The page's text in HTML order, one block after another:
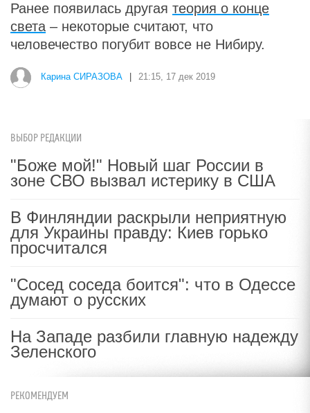
Ранее появилась другая теория о конце
света – некоторые считают, что
человечество погубит вовсе не Нибиру.
Карина СИРАЗОВА 21:15, 17 дек 2019
ВЫБОР РЕДАКЦИИ
"Боже мой!" Новый шаг России в
зоне СВО вызвал истерику в США
В Финляндии раскрыли неприятную
для Украины правду: Киев горько
просчитался
"Сосед соседа боится": что в Одессе
думают о русских
На Западе разбили главную надежду
Зеленского
РЕКОМЕНДУЕМ